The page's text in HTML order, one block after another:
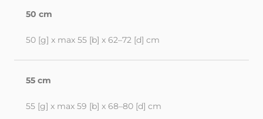
50 cm
50 [g] x max 55 [b] x 62–72 [d] cm
55 cm
55 [g] x max 59 [b] x 68–80 [d] cm